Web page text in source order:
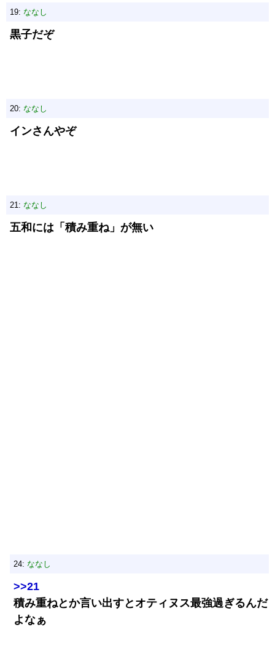
19: ななし
黒子だぞ
20: ななし
インさんやぞ
21: ななし
五和には「積み重ね」が無い
24: ななし
>>21
積み重ねとか言い出すとオティヌス最強過ぎるんだ
よなぁ